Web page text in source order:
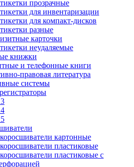
прозрачные
для инвентаризации
для компакт-дисков
разные
карточки
неудаляемые
книжки
и телефонные книги
правовая литература
системы
картонные
пластиковые
пластиковые с